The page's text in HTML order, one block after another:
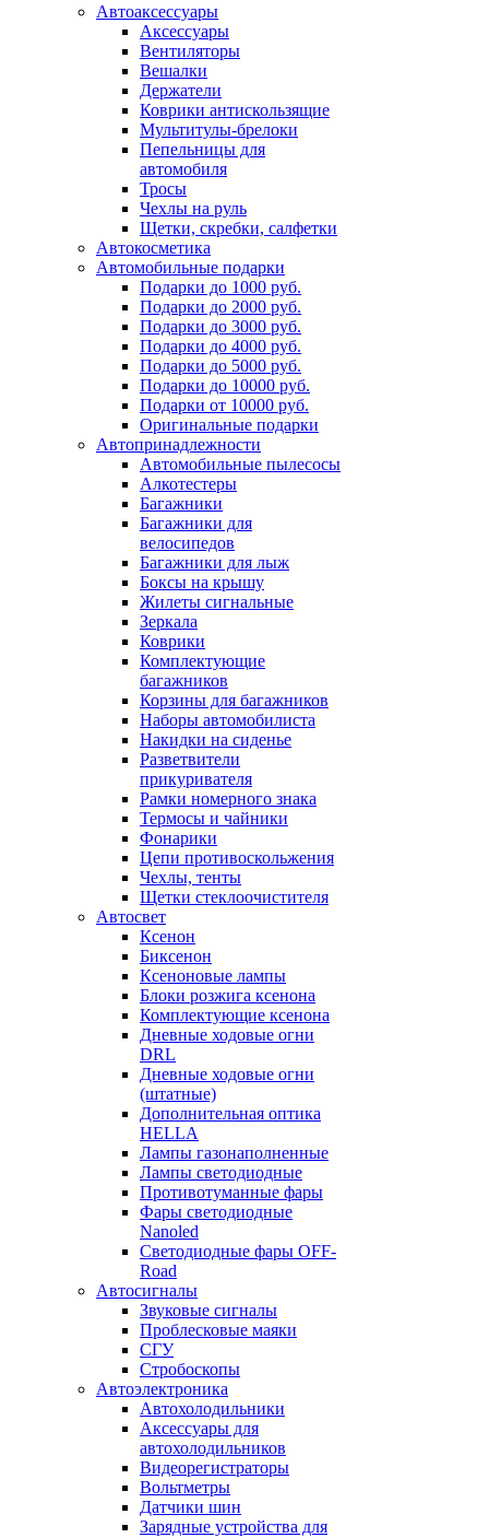
Автоаксессуары
Аксессуары
Вентиляторы
Вешалки
Держатели
Коврики антискользящие
Мультитулы-брелоки
Пепельницы для
автомобиля
Тросы
Чехлы на руль
Щетки, скребки, салфетки
Автокосметика
Автомобильные подарки
Подарки до 1000 руб.
Подарки до 2000 руб.
Подарки до 3000 руб.
Подарки до 4000 руб.
Подарки до 5000 руб.
Подарки до 10000 руб.
Подарки от 10000 руб.
Оригинальные подарки
Автопринадлежности
Автомобильные пылесосы
Алкотестеры
Багажники
Багажники для
велосипедов
Багажники для лыж
Боксы на крышу
Жилеты сигнальные
Зеркала
Коврики
Комплектующие
багажников
Корзины для багажников
Наборы автомобилиста
Накидки на сиденье
Разветвители
прикуривателя
Рамки номерного знака
Термосы и чайники
Фонарики
Цепи противоскольжения
Чехлы, тенты
Щетки стеклоочистителя
Автосвет
Ксенон
Биксенон
Ксеноновые лампы
Блоки розжига ксенона
Комплектующие ксенона
Дневные ходовые огни
DRL
Дневные ходовые огни
(штатные)
Дополнительная оптика
HELLA
Лампы газонаполненные
Лампы светодиодные
Противотуманные фары
Фары светодиодные
Nanoled
Светодиодные фары OFF-
Road
Автосигналы
Звуковые сигналы
Проблесковые маяки
СГУ
Стробоскопы
Автоэлектроника
Автохолодильники
Аксессуары для
автохолодильников
Видеорегистраторы
Вольтметры
Датчики шин
Зарядные устройства для